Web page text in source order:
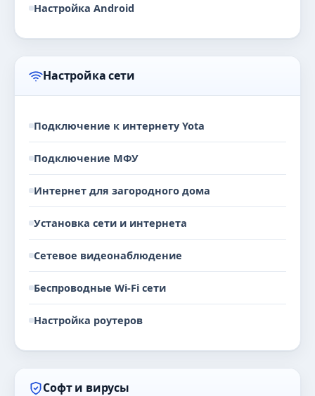
Настройка Android
Настройка сети
Подключение к интернету Yota
Подключение МФУ
Интернет для загородного дома
Установка сети и интернета
Сетевое видеонаблюдение
Беспроводные Wi-Fi сети
Настройка роутеров
Софт и вирусы